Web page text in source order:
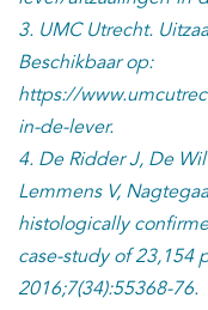
3. UMC Utrecht.
Beschikbaar op:
https://
in-de-lever.
4. De Ridder J, De
Lemmens V,
histologically
case-study of 23,154
2016;7(34):55368-76.